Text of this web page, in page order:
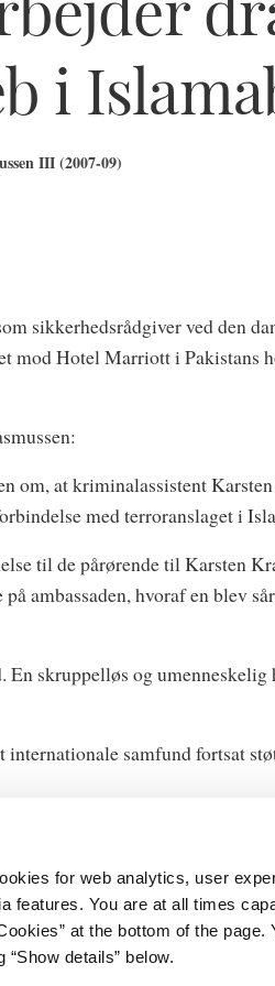
for web analytics, user
features. You are at all times
at the bottom of the
details” below.
i
III (2007-09)
sikkerhedsrådgiver ved den
mod Hotel Marriott i Pakistans
om, at kriminalassistent
med terroranslaget i
til de pårørende til Karsten
ambassaden, hvoraf en blev
skruppelløs og
samfund fortsat
11